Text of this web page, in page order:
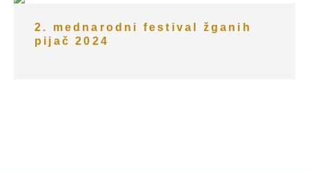
2. mednarodni festival žganih
pijač 2024